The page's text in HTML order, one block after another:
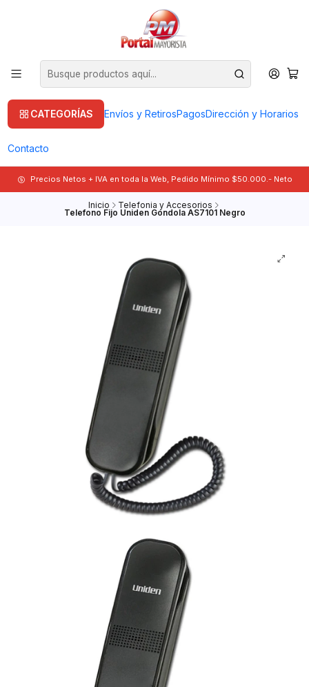
CATEGORÍAS Envíos y RetirosPagosDirección y Horarios
Contacto
Precios Netos + IVA en toda la Web, Pedido Mínimo $50.000.- Neto
Inicio Telefonia y Accesorios
Telefono Fijo Uniden Gondola AS7101 Negro